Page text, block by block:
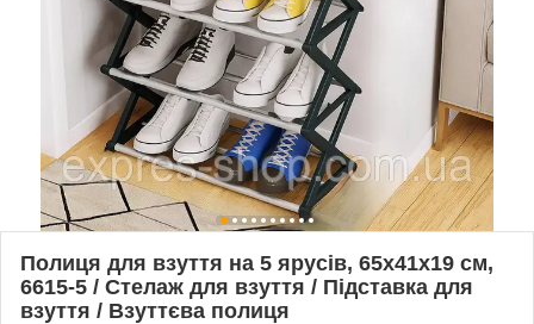
Полиця для взуття на 5 ярусів, 65х41х19 см,
6615-5 / Стелаж для взуття / Підставка для
взуття / Взуттєва полиця